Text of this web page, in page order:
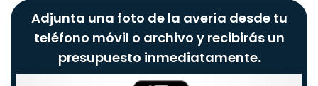
Adjunta una foto de la avería desde tu
teléfono móvil o archivo y recibirás un
presupuesto inmediatamente.